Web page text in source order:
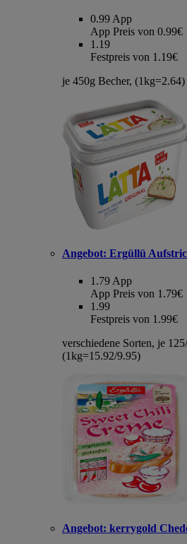
0.99 App
App Preis von 0.99€
1.19
Festpreis von 1.19€
je 450g Becher, (1kg=2.64)
Angebot: Ergüllü
1.79 App
App Preis von 1.79€
1.99
Festpreis von 1.99€
verschiedene Sorten, je
(1kg=15.92/9.95)
Angebot: kerrygold